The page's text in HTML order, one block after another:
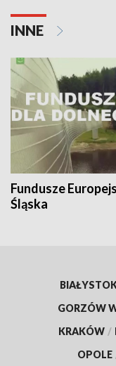
INNE
Fundusze
Śląska
GORZÓW
KRAKÓW /
OPOLE